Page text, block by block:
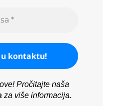
Pročitajte naša
za više informacija.